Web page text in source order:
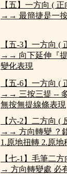
【五】一方向 (
→→ 最簡捷是一
【五-3】一方向 (
→→ 向下延伸『
變化表現
【五-6】一方向 (
→→ 三按三提 -- 多
無按無提線條表現
【六-2】二方向 (
→→ 方向轉變 ？
1.原地扭轉 2.原地
【七-1】毛筆二
→ 方向轉變處 必